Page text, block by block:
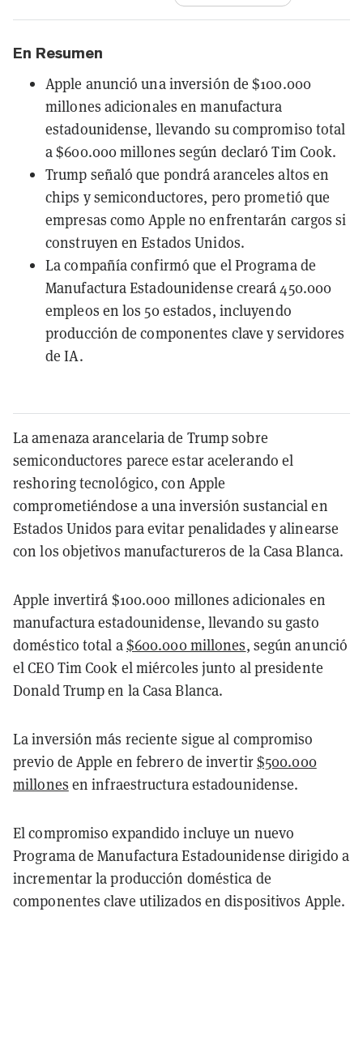
En Resumen
Apple anunció una inversión de $100.000
millones adicionales en manufactura
estadounidense, llevando su compromiso total
a $600.000 millones según declaró Tim Cook.
Trump señaló que pondrá aranceles altos en
chips y semiconductores, pero prometió que
empresas como Apple no enfrentarán cargos si
construyen en Estados Unidos.
La compañía confirmó que el Programa de
Manufactura Estadounidense creará 450.000
empleos en los 50 estados, incluyendo
producción de componentes clave y servidores
de IA.
La amenaza arancelaria de Trump sobre
semiconductores parece estar acelerando el
reshoring tecnológico, con Apple
comprometiéndose a una inversión sustancial en
Estados Unidos para evitar penalidades y alinearse
con los objetivos manufactureros de la Casa Blanca.
Apple invertirá $100.000 millones adicionales en
manufactura estadounidense, llevando su gasto
doméstico total a$600.000 millones, según anunció
el CEO Tim Cook el miércoles junto al presidente
Donald Trump en la Casa Blanca.
La inversión más reciente sigue al compromiso
previo de Apple en febrero de invertir$500.000
millones en infraestructura estadounidense.
El compromiso expandido incluye un nuevo
Programa de Manufactura Estadounidense dirigido a
incrementar la producción doméstica de
componentes clave utilizados en dispositivos Apple.